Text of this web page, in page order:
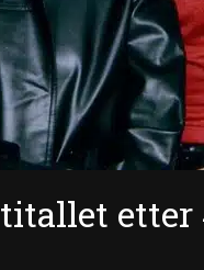
etter